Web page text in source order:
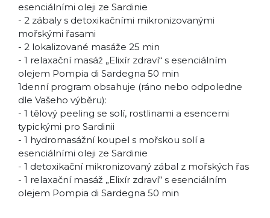
esenciálními oleji ze Sardinie
- 2 zábaly s detoxikačními mikronizovanými
mořskými řasami
- 2 lokalizované masáže 25 min
- 1 relaxační masáž „Elixír zdraví“ s esenciálním
olejem Pompia di Sardegna 50 min
1denní program obsahuje (ráno nebo odpoledne
dle Vašeho výběru):
- 1 tělový peeling se solí, rostlinami a esencemi
typickými pro Sardinii
- 1 hydromasážní koupel s mořskou solí a
esenciálními oleji ze Sardinie
- 1 detoxikační mikronizovaný zábal z mořských řas
- 1 relaxační masáž „Elixír zdraví“ s esenciálním
olejem Pompia di Sardegna 50 min